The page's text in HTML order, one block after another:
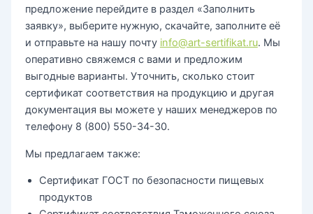
предложение перейдите в раздел «Заполнить
заявку», выберите нужную, скачайте, заполните её
и отправьте на нашу почту info@art-sertifikat.ru. Мы
оперативно свяжемся с вами и предложим
выгодные варианты. Уточнить, сколько стоит
сертификат соответствия на продукцию и другая
документация вы можете у наших менеджеров по
телефону 8 (800) 550-34-30.
Мы предлагаем также:
Сертификат ГОСТ по безопасности пищевых
продуктов